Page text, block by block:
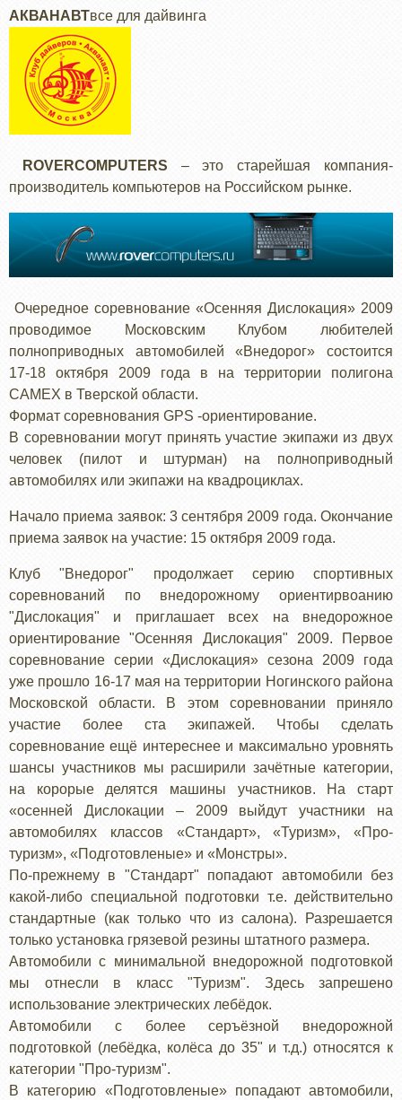
АКВАНАВТвсе для дайвинга
ROVERCOMPUTERS – это старейшая компания-
производитель компьютеров на Российском рынке.
Очередное соревнование «Осенняя Дислокация» 2009
проводимое Московским Клубом любителей
полноприводных автомобилей «Внедорог» состоится
17-18 октября 2009 года в на территории полигона
CAMEX в Тверской области.
Формат соревнования GPS -ориентирование.
В соревновании могут принять участие экипажи из двух
человек (пилот и штурман) на полноприводный
автомобилях или экипажи на квадроциклах.
Начало приема заявок: 3 сентября 2009 года. Окончание
приема заявок на участие: 15 октября 2009 года.
Клуб "Внедорог" продолжает серию спортивных
соревнований по внедорожному ориентирвоанию
"Дислокация" и приглашает всех на внедорожное
ориентирование "Осенняя Дислокация" 2009. Первое
соревнование серии «Дислокация» сезона 2009 года
уже прошло 16-17 мая на территории Ногинского района
Московской области. В этом соревновании приняло
участие более ста экипажей. Чтобы сделать
соревнование ещё интереснее и максимально уровнять
шансы участников мы расширили зачётные категории,
на корорые делятся машины участников. На старт
«осенней Дислокации – 2009 выйдут участники на
автомобилях классов «Стандарт», «Туризм», «Про-
туризм», «Подготовленые» и «Монстры».
По-прежнему в "Стандарт" попадают автомобили без
какой-либо специальной подготовки т.е. действительно
стандартные (как только что из салона). Разрешается
только установка грязевой резины штатного размера.
Автомобили с минимальной внедорожной подготовкой
мы отнесли в класс "Туризм". Здесь запрешено
использование электрических лебёдок.
Автомобили с более серъёзной внедорожной
подготовкой (лебёдка, колёса до 35" и т.д.) относятся к
категории "Про-туризм".
В категорию «Подготовленые» попадают автомобили,